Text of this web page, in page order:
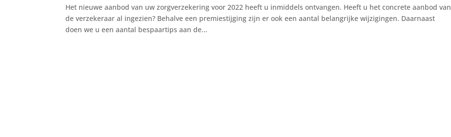
Het nieuwe aanbod van uw zorgverzekering voor 2022 heeft u inmiddels ontvangen. Heeft u het concrete aanbod van
de verzekeraar al ingezien? Behalve een premiestijging zijn er ook een aantal belangrijke wijzigingen. Daarnaast
doen we u een aantal bespaartips aan de...